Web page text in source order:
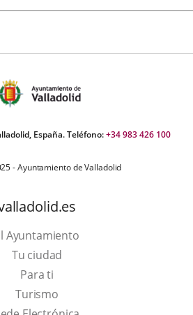
España. Teléfono:+34 983 426 100
- Ayuntamiento de Valladolid
Ayuntamiento
Tu ciudad
Para ti
TurismoEste